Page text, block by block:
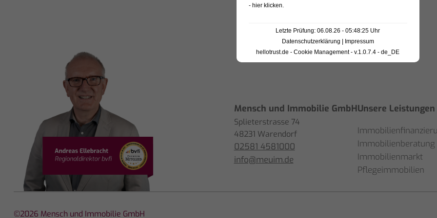
aufgehoben gefühlt und
Herrn Ellebracht nur
weiterempfehlen.
Mensch und Immobilie GmbH
Splieterstrasse 74
48231 Warendorf
02581 4581000
info@meuim.de
Unsere Leistungen
Immobilienberatung
Immobilienmarkt
Pflegeimmobilien
©2026 Mensch und Immobilie GmbH
- hier klicken.
Letzte Prüfung: 06.08.26 - 05:48:25 Uhr
Datenschutzerklärung
Impressum
hellotrust.de - Cookie Management - v.1.0.7.4 - de_DE